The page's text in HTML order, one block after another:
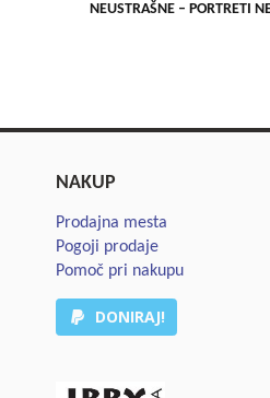
NEUSTRAŠNE – PORTRETI
NAKUP
Prodajna mesta
Pogoji prodaje
Pomoč pri nakupu
DONIRAJ!